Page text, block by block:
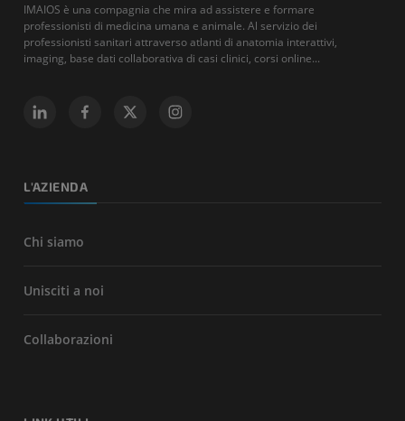
IMAIOS è una compagnia che mira ad assistere e formare
professionisti di medicina umana e animale. Al servizio dei
professionisti sanitari attraverso atlanti di anatomia interattivi,
imaging, base dati collaborativa di casi clinici, corsi online...
L'AZIENDA
Chi siamo
Unisciti a noi
Collaborazioni